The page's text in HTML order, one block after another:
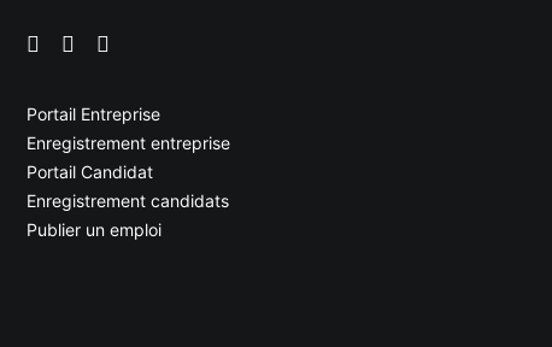
Portail Entreprise
Enregistrement entreprise
Portail Candidat
Enregistrement candidats
Publier un emploi